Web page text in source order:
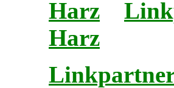
Harz
Harz
Linkpartner